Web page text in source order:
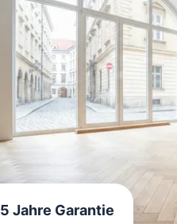
5 Jahre Garantie